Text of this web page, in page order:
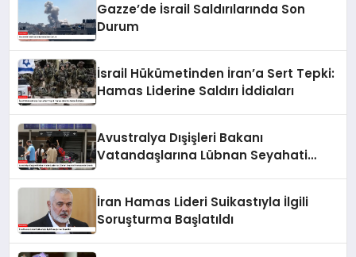
Gazze’de İsrail Saldırılarında Son
Durum
İsrail Hükümetinden İran’a Sert Tepki:
Hamas Liderine Saldırı İddiaları
Avustralya Dışişleri Bakanı
Vatandaşlarına Lübnan Seyahati
İran Hamas Lideri Suikastıyla İlgili
Soruşturma Başlatıldı